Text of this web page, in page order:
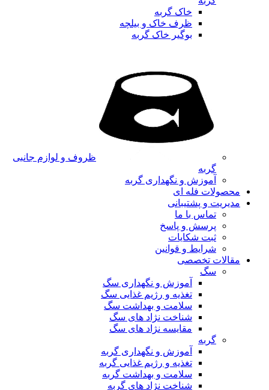
خاک گربه
ظرف خاک و بیلچه
بوگیر خاک گربه
ظروف و لوازم جانبی
گربه
آموزش و نگهداری گربه
محصولات فله ای
مدیریت و پشتیبانی
تماس با ما
پرسش و پاسخ
ثبت شکایات
شرایط و قوانین
مقالات تخصصی
سگ
آموزش و نگهداری سگ
تغذیه و رژیم غذایی سگ
سلامت و بهداشت سگ
شناخت نژاد های سگ
مقایسه نژاد های سگ
گربه
آموزش و نگهداری گربه
تغذیه و رژیم غذایی گربه
سلامت و بهداشت گربه
شناخت نژاد های گربه